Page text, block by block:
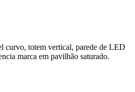
curvo, totem vertical, parede de LED
marca em pavilhão saturado.